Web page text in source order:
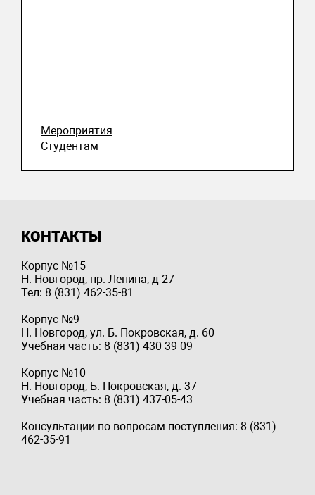
Мероприятия
Студентам
КОНТАКТЫ
Корпус №15
Н. Новгород, пр. Ленина, д 27
Тел: 8 (831) 462-35-81
Корпус №9
Н. Новгород, ул. Б. Покровская, д. 60
Учебная часть: 8 (831) 430-39-09
Корпус №10
Н. Новгород, Б. Покровская, д. 37
Учебная часть: 8 (831) 437-05-43
Консультации по вопросам поступления: 8 (831)
462-35-91